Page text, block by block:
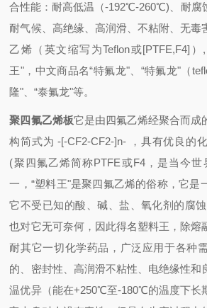
合性能：耐高低温（-192℃-260℃)、耐腐
耐气候、高绝缘、高润滑、不粘附、无毒
乙烯（英文缩写为Teflon或[PTFE,F4]
王"，中文商品名“特氟龙"、“特氟龙"（
隆"、“泰氟龙"等。
聚四氟乙烯板它是由四氟乙烯经聚合而成
构简式为 -[-CF2-CF2-]n- ，具有优良的
(聚四氟乙烯简称PTFE或F4，是当今世
一，“塑料王"是聚四氟乙烯的俗称，它是
它不受已知的酸、碱、盐、氧化剂的腐
也对它无可奈何，因此得名塑料王，除熔
耐其它一切化学药品，广泛应用于各种
的、密封性、高润滑不粘性、电绝缘性和
温优异（能在+250℃至-180℃的温度下长